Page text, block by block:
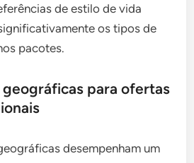
de estilo de vida
os tipos de
pacotes.
para ofertas
desempenham um